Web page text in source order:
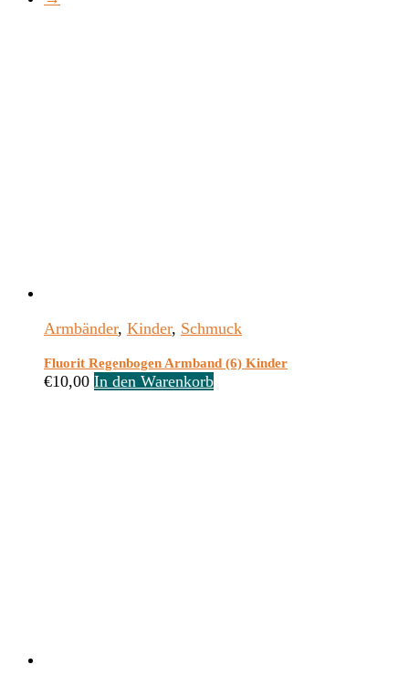
Armbänder, Kinder, Schmuck
Fluorit Regenbogen Armband (6) Kinder
€10,00 In den Warenkorb